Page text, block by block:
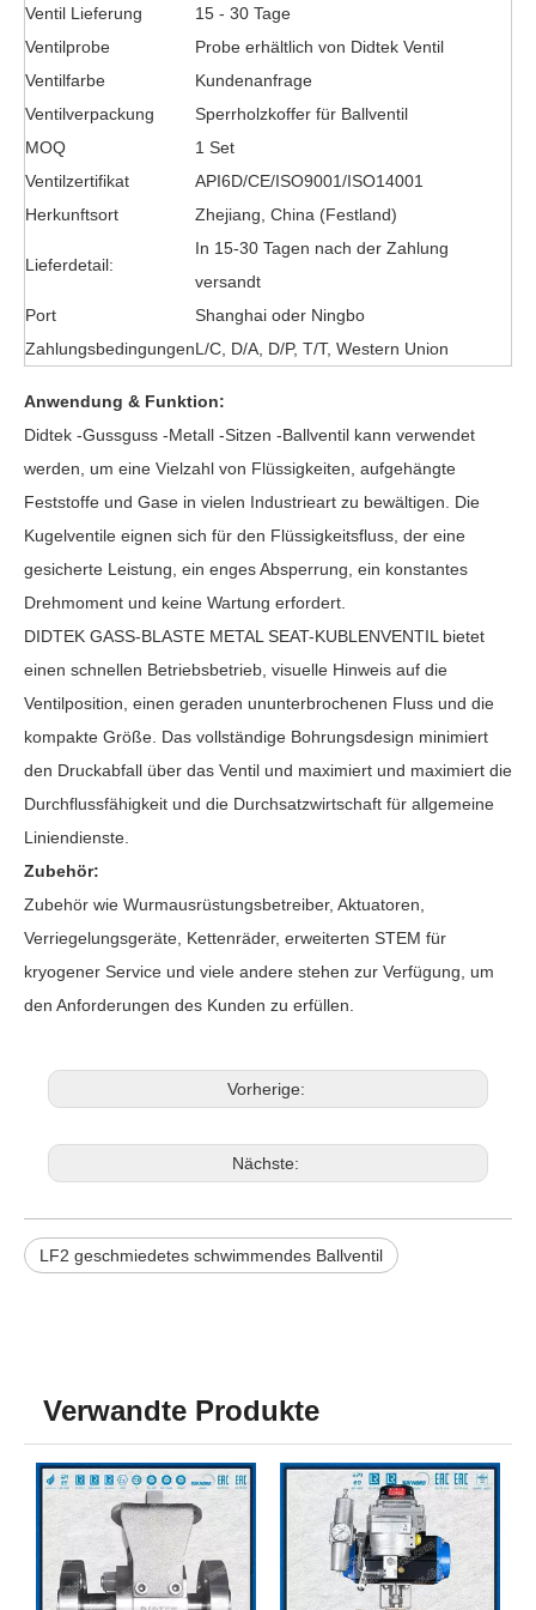
Ventil Lieferung
15 - 30 Tage
Ventilprobe
Probe erhältlich von Didtek Ventil
Ventilfarbe
Kundenanfrage
Ventilverpackung
Sperrholzkoffer für Ballventil
MOQ
1 Set
Ventilzertifikat
API6D/CE/ISO9001/ISO14001
Herkunftsort
Zhejiang, China (Festland)
Lieferdetail:
In 15-30 Tagen nach der Zahlung
versandt
Port
Shanghai oder Ningbo
ZahlungsbedingungenL/C, D/A, D/P, T/T, Western Union
Anwendung & Funktion:
Didtek -Gussguss -Metall -Sitzen -Ballventil kann verwendet
werden, um eine Vielzahl von Flüssigkeiten, aufgehängte
Feststoffe und Gase in vielen Industrieart zu bewältigen. Die
Kugelventile eignen sich für den Flüssigkeitsfluss, der eine
gesicherte Leistung, ein enges Absperrung, ein konstantes
Drehmoment und keine Wartung erfordert.
DIDTEK GASS-BLASTE METAL SEAT-KUBLENVENTIL bietet
einen schnellen Betriebsbetrieb, visuelle Hinweis auf die
Ventilposition, einen geraden ununterbrochenen Fluss und die
kompakte Größe. Das vollständige Bohrungsdesign minimiert
den Druckabfall über das Ventil und maximiert und maximiert die
Durchflussfähigkeit und die Durchsatzwirtschaft für allgemeine
Liniendienste.
Zubehör:
Zubehör wie Wurmausrüstungsbetreiber, Aktuatoren,
Verriegelungsgeräte, Kettenräder, erweiterten STEM für
kryogener Service und viele andere stehen zur Verfügung, um
den Anforderungen des Kunden zu erfüllen.
Vorherige:
Nächste:
LF2 geschmiedetes schwimmendes Ballventil
Verwandte Produkte